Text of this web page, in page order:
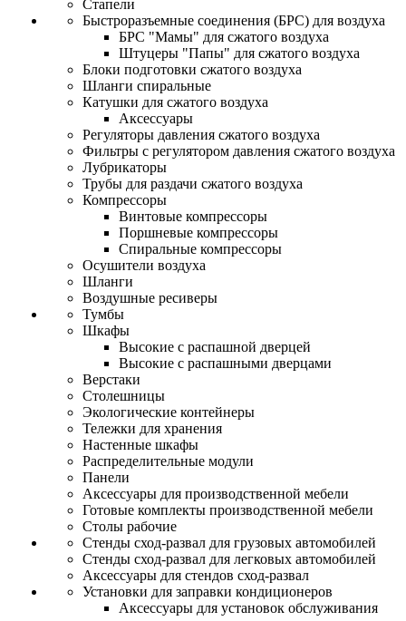
Стапели
Быстроразъемные соединения (БРС) для воздуха
БРС "Мамы" для сжатого воздуха
Штуцеры "Папы" для сжатого воздуха
Блоки подготовки сжатого воздуха
Шланги спиральные
Катушки для сжатого воздуха
Аксессуары
Регуляторы давления сжатого воздуха
Фильтры с регулятором давления сжатого воздуха
Лубрикаторы
Трубы для раздачи сжатого воздуха
Компрессоры
Винтовые компрессоры
Поршневые компрессоры
Спиральные компрессоры
Осушители воздуха
Шланги
Воздушные ресиверы
Тумбы
Шкафы
Высокие с распашной дверцей
Высокие с распашными дверцами
Верстаки
Столешницы
Экологические контейнеры
Тележки для хранения
Настенные шкафы
Распределительные модули
Панели
Аксессуары для производственной мебели
Готовые комплекты производственной мебели
Столы рабочие
Стенды сход-развал для грузовых автомобилей
Стенды сход-развал для легковых автомобилей
Аксессуары для стендов сход-развал
Установки для заправки кондиционеров
Аксессуары для установок обслуживания